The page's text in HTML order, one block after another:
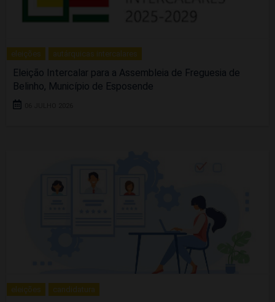
eleições autárquicas intercalares
Eleição Intercalar para a Assembleia de Freguesia de
Belinho, Município de Esposende
eleições candidatura